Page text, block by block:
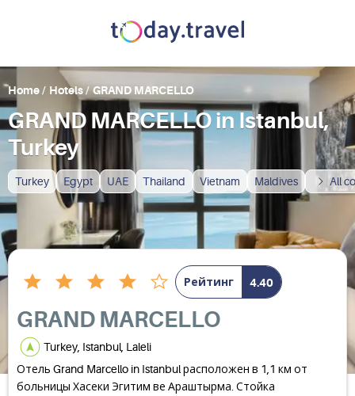
Turkey Egypt UAE Thailand Vietnam Maldives All
Home/ Hotels/ GRAND MARCELLO
GRAND MARCELLO in Istanbul,
Turkey
Рейтинг 4.40
GRAND MARCELLO
Turkey, Istanbul, Laleli
Отель Grand Marcello in Istanbul расположен в 1,1 км от
больницы Хасеки Эгитим ве Араштырма. Стойка